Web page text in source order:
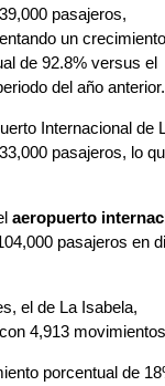
pasajeros,
un crecimiento
de 92.8% versus el
del año anterior.
Internacional de
pasajeros, lo
aeropuerto
pasajeros en
el de La Isabela,
4,913
porcentual de